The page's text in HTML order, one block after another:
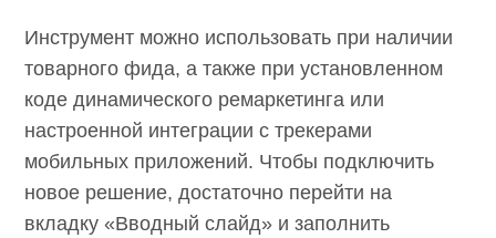
Инструмент можно использовать при наличии
товарного фида, а также при установленном
коде динамического ремаркетинга или
настроенной интеграции с трекерами
мобильных приложений. Чтобы подключить
новое решение, достаточно перейти на
вкладку «Вводный слайд» и заполнить